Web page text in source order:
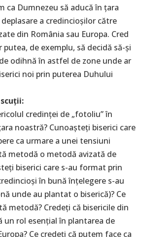
ca Dumnezeu să aducă în țara
a credincioșilor către
din România sau Europa. Cred
putea, de exemplu, să decidă să-și
odihnă în astfel de zone unde ar
noi prin puterea Duhului
credinței de „fotoliu” în
noastră? Cunoașteți biserici care
ca urmare a unei tensiuni
metodă o metodă avizată de
biserici care s-au format prin
în bună înțelegere s-au
unde au plantat o biserică)? Ce
metodă? Credeți că bisericile din
un rol esențial în plantarea de
Ce credeți că putem face ca